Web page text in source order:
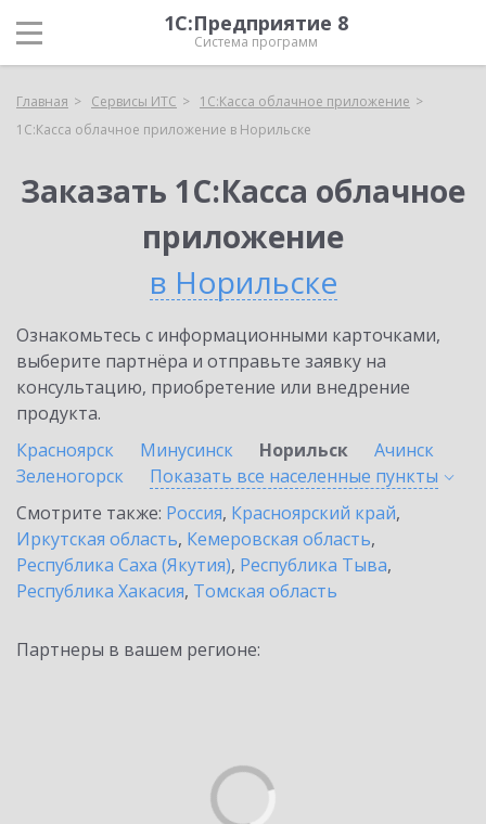
1С:Предприятие 8
Система программ
Главная Сервисы ИТС
1С:Касса облачное приложение
1С:Касса облачное приложение в Норильске
Заказать 1С:Касса облачное
приложение
в Норильске
Ознакомьтесь с информационными карточками,
выберите партнёра и отправьте заявку на
консультацию, приобретение или внедрение
продукта.
Красноярск
Минусинск Норильск
Ачинск
Зеленогорск
Показать все населенные пункты
Смотрите также: Россия, Красноярский край,
Иркутская область, Кемеровская область,
Республика Саха (Якутия), Республика Тыва,
Республика Хакасия, Томская область
Партнеры в вашем регионе: